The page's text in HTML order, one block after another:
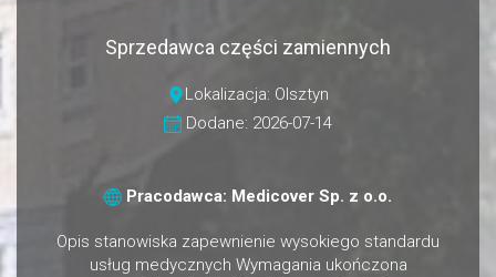
Sprzedawca części zamiennych
Lokalizacja: Olsztyn
Dodane: 2026-07-14
Pracodawca: Medicover Sp. z o.o.
Opis stanowiska zapewnienie wysokiego standardu
usług medycznych Wymagania ukończona